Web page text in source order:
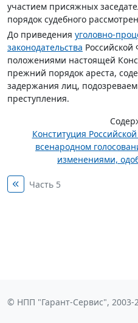
участием присяжных
порядок судебного
До приведения уголовно-
законодательства Российской
положениями настоящей
прежний порядок ареста,
задержания лиц,
преступления.
Конституция
всенародном
изменениями,
Часть 5
© НПП "Гарант-Сервис", 2003-